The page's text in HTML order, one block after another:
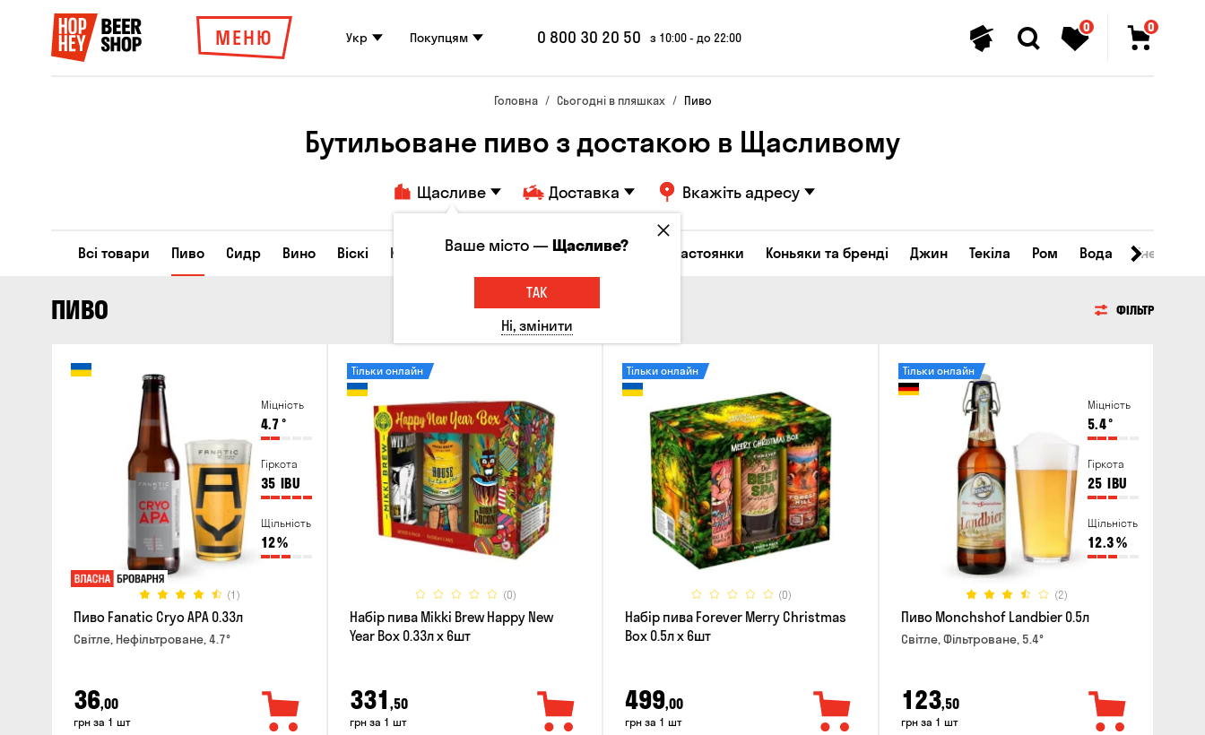
МЕНЮ Укр Покупцям 0 800 30 20 50 з 10:00 - до 22:00
0 0
Головна Сьогодні в пляшках Пиво
Бутильоване пиво з достакою в Щасливому
Щасливе Доставка Вкажіть адресу
Всі товари Пиво Сидр Вино Віскі Коктейлі Горілка Соджу Лікери та настоянки Коньяки та бренді Джин Текіла Ром Вода
ПИВО ФІЛЬТР
Міцність
4.7°
Гіркота
35 IBU
Щільність
12%
(1)
Пиво Fanatic Cryo APA 0.33л
Світле, Нефільтроване, 4.7°
36,00
грн за 1 шт
(0)
Тільки онлайн
Набір пива Mikki Brew Happy New
Year Box 0.33л x 6шт
331 ,50
грн за 1 шт
(0)
Тільки онлайн
Набір пива Forever Merry Christmas
Box 0.5л x 6шт
499,00
грн за 1 шт
Міцність
5.4°
Гіркота
25 IBU
Щільність
12.3%
(2)
Тільки онлайн
Пиво Monchshof Landbier 0.5л
Світле, Фільтроване, 5.4°
123,50
грн за 1 шт
Ваше місто —Щасливе?
ТАК
Ні, змінити